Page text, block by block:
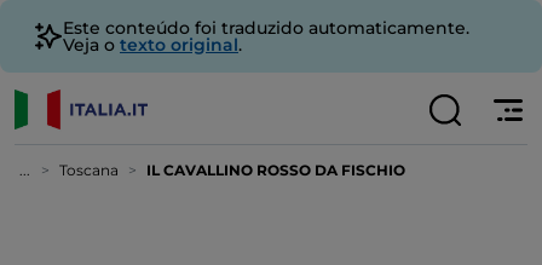
Este conteúdo foi traduzido automaticamente.
Veja o texto original.
... Toscana IL CAVALLINO ROSSO DA FISCHIO